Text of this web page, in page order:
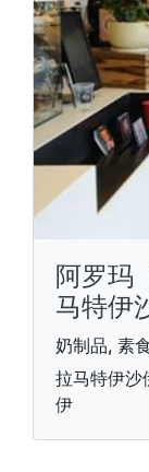
阿罗玛
马特伊
奶制品, 素
拉马特伊沙
伊